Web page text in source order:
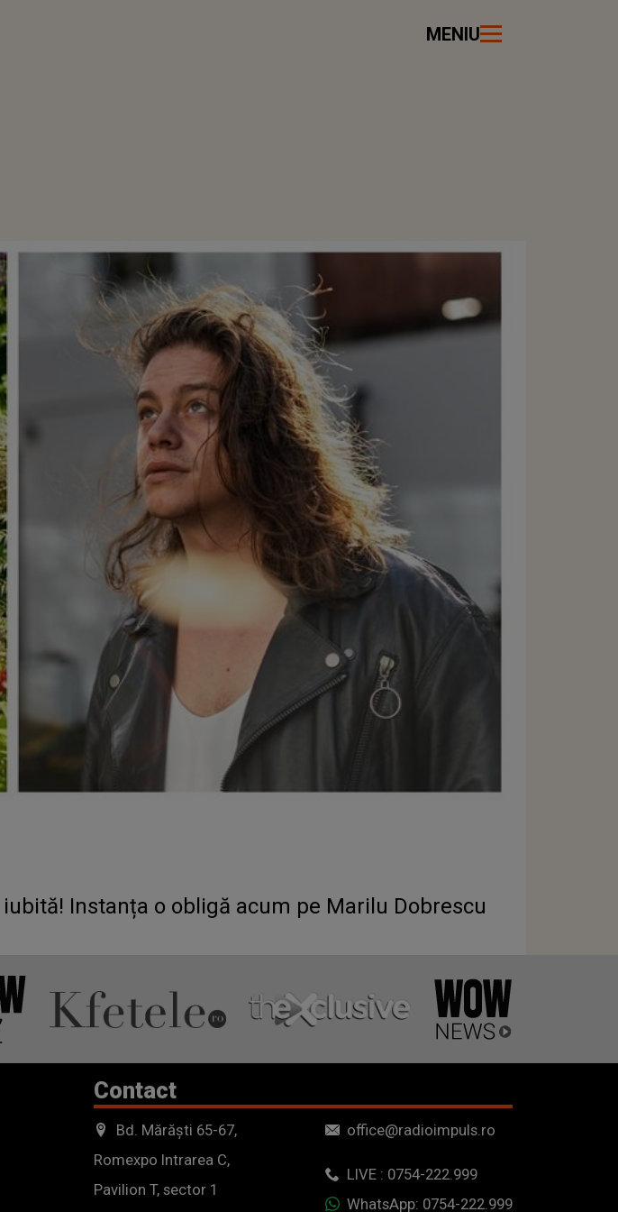
MENIU
Instanța o obligă acum pe Marilu Dobrescu
Contact
Bd. Mărăști 65-67,
Romexpo Intrarea C,
Pavilion T, sector 1
office@radioimpuls.ro
LIVE : 0754-222.999
WhatsApp: 0754-222.999